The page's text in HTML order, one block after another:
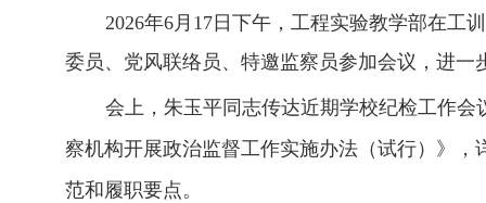
2026年6月17日下午， 工程实验教学部在工
委员、党风联络员、特邀监察员参加会议，进
会上，朱玉平同志传达近期学校纪检工作
察机构开展政治监督工作实施办法（试行）》，
范和履职要点。